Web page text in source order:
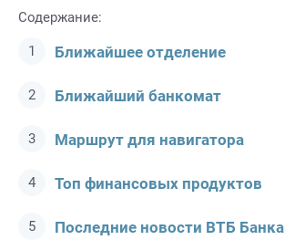
Содержание:
Ближайшее отделение
Ближайший банкомат
Маршрут для навигатора
Топ финансовых продуктов
Последние новости ВТБ Банкa